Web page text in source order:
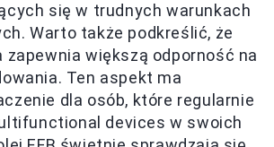
się w trudnych warunkach
Warto także podkreślić, że
większą odporność na
Ten aspekt ma
dla osób, które regularnie
devices w swoich